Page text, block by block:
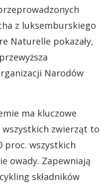
z luksemburskiego
Naturelle pokazały,
Narodów
ma kluczowe
wszystkich zwierząt to
proc. wszystkich
owady. Zapewniają
składników